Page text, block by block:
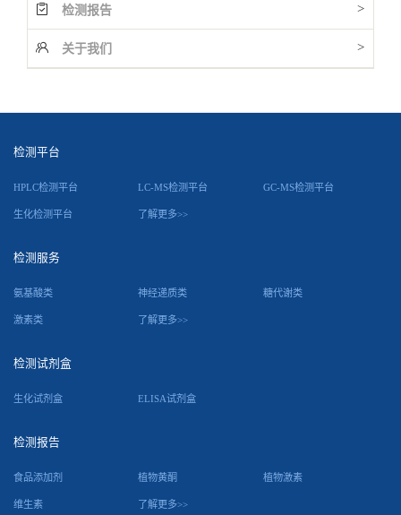
检测报告 >
关于我们 >
检测平台
HPLC检测平台 LC-MS检测平台 GC-MS检测平台
生化检测平台 了解更多>>
检测服务
氨基酸类 神经递质类 糖代谢类
激素类 了解更多>>
检测试剂盒
生化试剂盒 ELISA试剂盒
检测报告
食品添加剂 植物黄酮 植物激素
维生素 了解更多>>